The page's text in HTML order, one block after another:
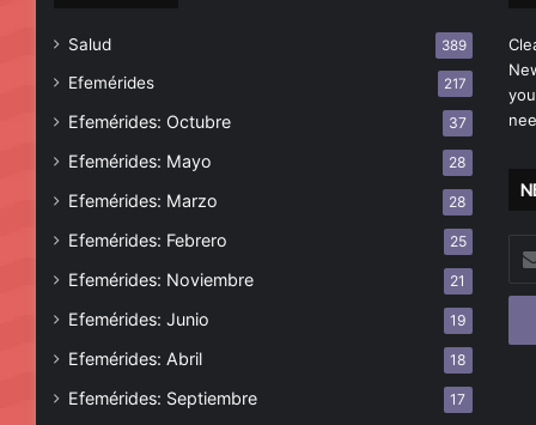
Salud 389
Efemérides 217
Efemérides: Octubre 37
Efemérides: Mayo 28
Efemérides: Marzo 28
Efemérides: Febrero 25
Efemérides: Noviembre 21
Efemérides: Junio 19
Efemérides: Abril 18
Efemérides: Septiembre 17